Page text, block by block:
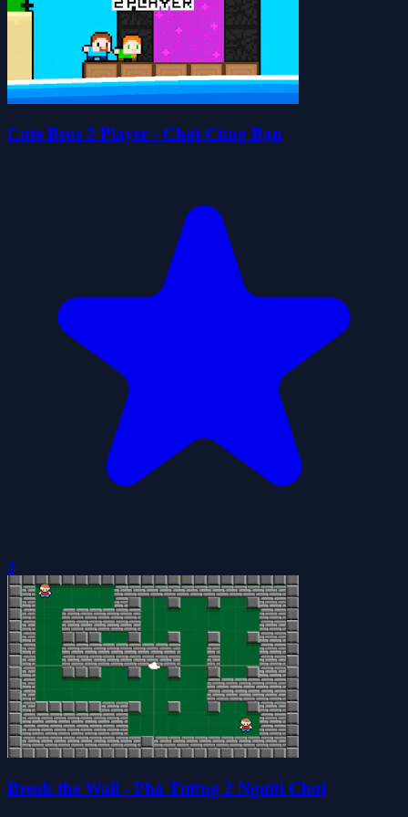
Cute Bros 2 Player - Chơi Cùng Bạn
0
Break the Wall - Phá Tường 2 Người Chơi